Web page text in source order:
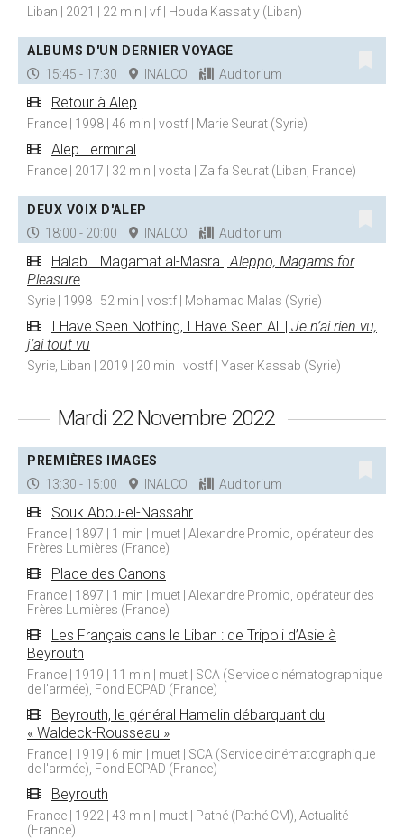
Liban | 2021 | 22 min | vf | Houda Kassatly (Liban)
ALBUMS D'UN DERNIER VOYAGE
15:45 - 17:30
INALCO Auditorium
Retour à Alep
France | 1998 | 46 min | vostf | Marie Seurat (Syrie)
Alep Terminal
France | 2017 | 32 min | vosta | Zalfa Seurat (Liban, France)
DEUX VOIX D'ALEP
18:00 - 20:00
INALCO Auditorium
Halab… Magamat al-Masra |Aleppo, Magams for
Pleasure
Syrie | 1998 | 52 min | vostf | Mohamad Malas (Syrie)
I Have Seen Nothing, I Have Seen All | Je n’ai rien vu,
j’ai tout vu
Syrie, Liban | 2019 | 20 min | vostf | Yaser Kassab (Syrie)
Mardi 22 Novembre 2022
PREMIÈRES IMAGES
13:30 - 15:00
INALCO Auditorium
Souk Abou-el-Nassahr
France | 1897 | 1 min | muet | Alexandre Promio, opérateur des
Frères Lumières (France)
Place des Canons
France | 1897 | 1 min | muet | Alexandre Promio, opérateur des
Frères Lumières (France)
Les Français dans le Liban : de Tripoli d’Asie à
Beyrouth
France | 1919 | 11 min | muet | SCA (Service cinématographique
de l'armée), Fond ECPAD (France)
Beyrouth, le général Hamelin débarquant du
« Waldeck-Rousseau »
France | 1919 | 6 min | muet | SCA (Service cinématographique
de l'armée), Fond ECPAD (France)
Beyrouth
France | 1922 | 43 min | muet | Pathé (Pathé CM), Actualité
(France)